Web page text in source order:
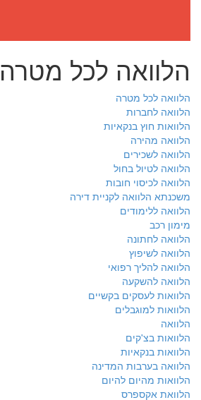
הלוואה לכל מטרה
הלוואה לכל מטרה
הלוואה לחברות
הלוואות חוץ בנקאיות
הלוואה מהירה
הלוואה לשכירים
הלוואה לטיול בחול
הלוואה לכיסוי חובות
משכנתא הלוואה לקניית דירה
הלוואה ללימודים
מימון רכב
הלוואה לחתונה
הלוואה לשיפוץ
הלוואה להליך רפואי
הלוואה להשקעה
הלוואות לעסקים בקשיים
הלוואות למוגבלים
הלוואה
הלוואות בצ'קים
הלוואות בנקאיות
הלוואה בערבות המדינה
הלוואות מהיום להיום
הלוואת אקספרס